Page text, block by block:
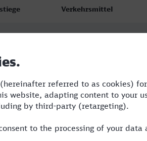
Verkehrsmittel